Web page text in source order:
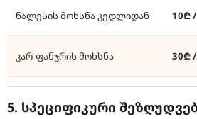
ნალესის მოხსნა კედლიდან 10₾ /
კარ-ფანჯრის მოხსნა 30₾
5. სპეციფიკური